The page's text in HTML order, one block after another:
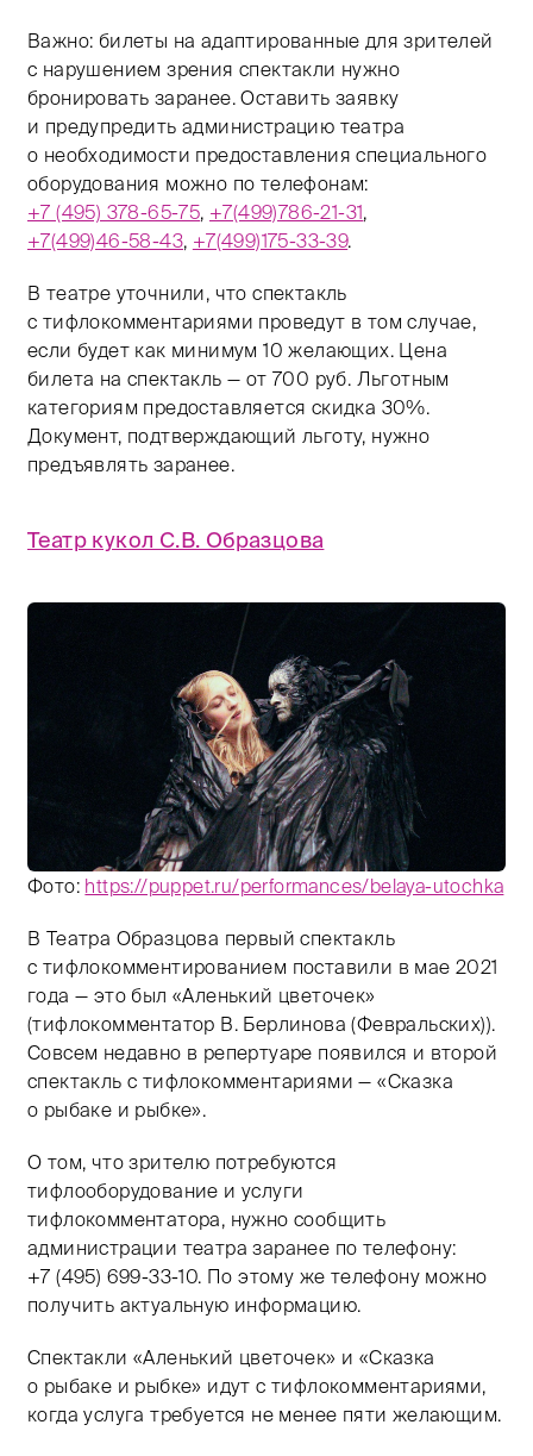
Важно: билеты на адаптированные для зрителей
с нарушением зрения спектакли нужно
бронировать заранее. Оставить заявку
и предупредить администрацию театра
о необходимости предоставления специального
оборудования можно по телефонам:
+7 (495) 378-65-75, +7(499)786-21-31,
+7(499)46-58-43, +7(499)175-33-39.
В театре уточнили, что спектакль
с тифлокомментариями проведут в том случае,
если будет как минимум 10 желающих. Цена
билета на спектакль — от 700 руб. Льготным
категориям предоставляется скидка 30%.
Документ, подтверждающий льготу, нужно
предъявлять заранее.
Театр кукол С.В. Образцова
Фото: https://puppet.ru/performances/belaya-utochka
Тифлокомментарий: цветная фотография. Фрагмент
В Театра Образцова первый спектакль
с тифлокомментированием поставили в мае 2021
года — это был «Аленький цветочек»
(тифлокомментатор В. Берлинова (Февральских)).
Совсем недавно в репертуаре появился и второй
спектакль с тифлокомментариями — «Сказка
о рыбаке и рыбке».
О том, что зрителю потребуются
тифлооборудование и услуги
тифлокомментатора, нужно сообщить
администрации театра заранее по телефону:
+7 (495) 699-33-10. По этому же телефону можно
получить актуальную информацию.
Спектакли «Аленький цветочек» и «Сказка
о рыбаке и рыбке» идут с тифлокомментариями,
когда услуга требуется не менее пяти желающим.